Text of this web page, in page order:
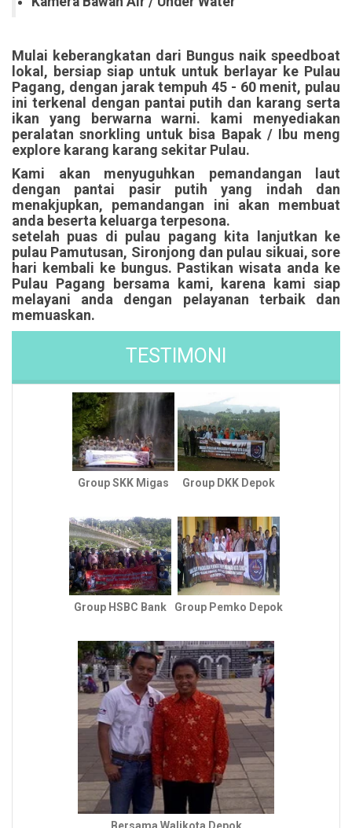
Mulai keberangkatan dari Bungus naik speedboat
lokal, bersiap siap untuk untuk berlayar ke Pulau
Pagang, dengan jarak tempuh 45 - 60 menit, pulau
ini terkenal dengan pantai putih dan karang serta
ikan yang berwarna warni. kami menyediakan
peralatan snorkling untuk bisa Bapak / Ibu meng
explore karang karang sekitar Pulau.
Kami akan menyuguhkan pemandangan laut
dengan pantai pasir putih yang indah dan
menakjupkan, pemandangan ini akan membuat
anda beserta keluarga terpesona.
setelah puas di pulau pagang kita lanjutkan ke
pulau Pamutusan, Sironjong dan pulau sikuai, sore
hari kembali ke bungus. Pastikan wisata anda ke
Pulau Pagang bersama kami, karena kami siap
melayani anda dengan pelayanan terbaik dan
memuaskan.
TESTIMONI
Group SKK Migas Group DKK Depok
Group HSBC Bank Group Pemko Depok